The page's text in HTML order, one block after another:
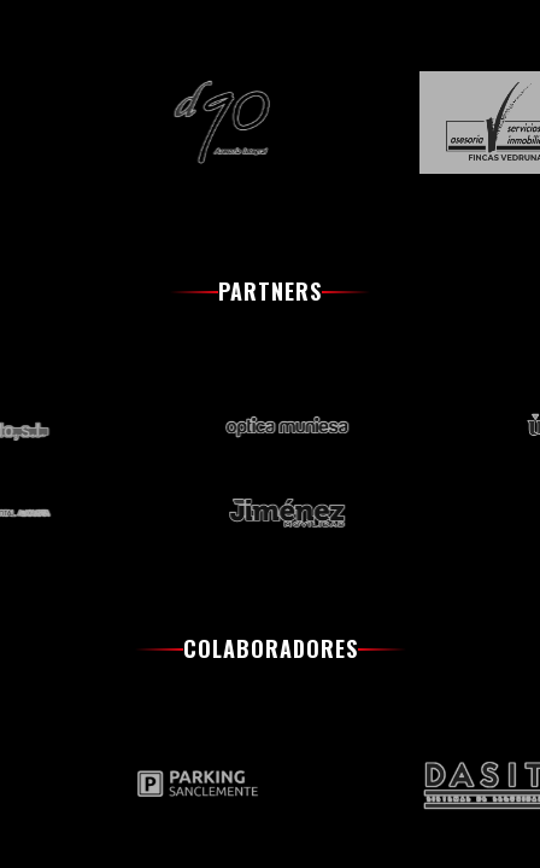
PARTNERS
COLABORADORES